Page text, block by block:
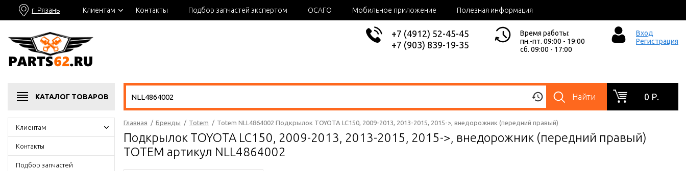
г. Рязань Клиентам Контакты Подбор запчастей экспертом ОСАГО Мобильное приложение Полезная информация
+7 (4912) 52-45-45
+7 (903) 839-19-35
Время работы:
пн.-пт. 09:00 - 19:00
сб. 09:00 - 17:00
Вход
Регистрация
КАТАЛОГ ТОВАРОВ Найти 0 Р.
Клиентам
Контакты
Подбор запчастей
Главная / Бренды / Totem / Totem NLL4864002 Подкрылок TOYOTA LC150, 2009-2013, 2013-2015, 2015->, внедорожник (передний правый)
Подкрылок TOYOTA LC150, 2009-2013, 2013-2015, 2015->, внедорожник (передний правый)
TOTEM артикул NLL4864002